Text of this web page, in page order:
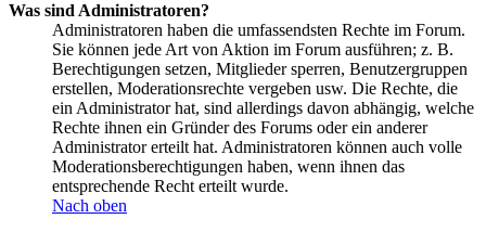
Was sind Administratoren?
Administratoren haben die umfassendsten Rechte im Forum.
Sie können jede Art von Aktion im Forum ausführen; z. B.
Berechtigungen setzen, Mitglieder sperren, Benutzergruppen
erstellen, Moderationsrechte vergeben usw. Die Rechte, die
ein Administrator hat, sind allerdings davon abhängig, welche
Rechte ihnen ein Gründer des Forums oder ein anderer
Administrator erteilt hat. Administratoren können auch volle
Moderationsberechtigungen haben, wenn ihnen das
entsprechende Recht erteilt wurde.
Nach oben